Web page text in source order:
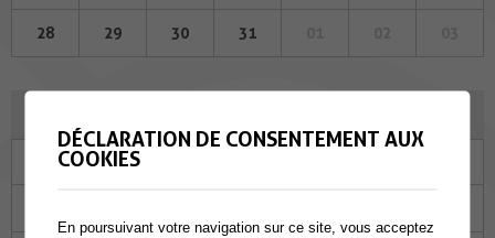
28 29 30 31
Ma
DÉCLARATION DE CONSENTEMENT AUX
COOKIES
En poursuivant votre navigation sur ce site, vous acceptez